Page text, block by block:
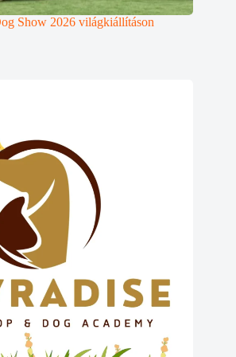
Show 2026 világkiállításon